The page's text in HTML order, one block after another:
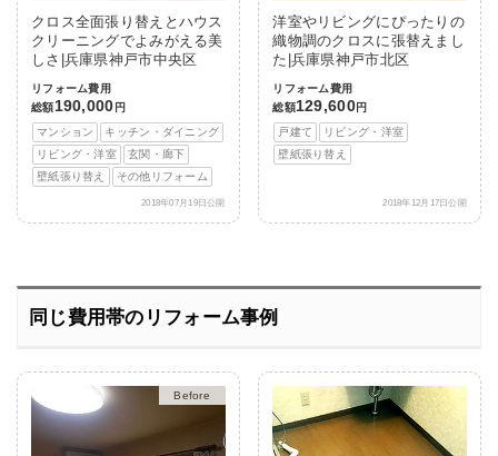
クロス全面張り替えとハウス
クリーニングでよみがえる美
しさ|兵庫県神戸市中央区
リフォーム費用
総額190,000 円
マンション
キッチン・ダイニング
リビング・洋室
玄関・廊下
壁紙張り替え
その他リフォーム
2018年07月19日公開
洋室やリビングにぴったりの
織物調のクロスに張替えまし
た|兵庫県神戸市北区
リフォーム費用
総額129,600円
戸建て
リビング・洋室
壁紙張り替え
2018年12月17日公開
同じ費用帯のリフォーム事例
After